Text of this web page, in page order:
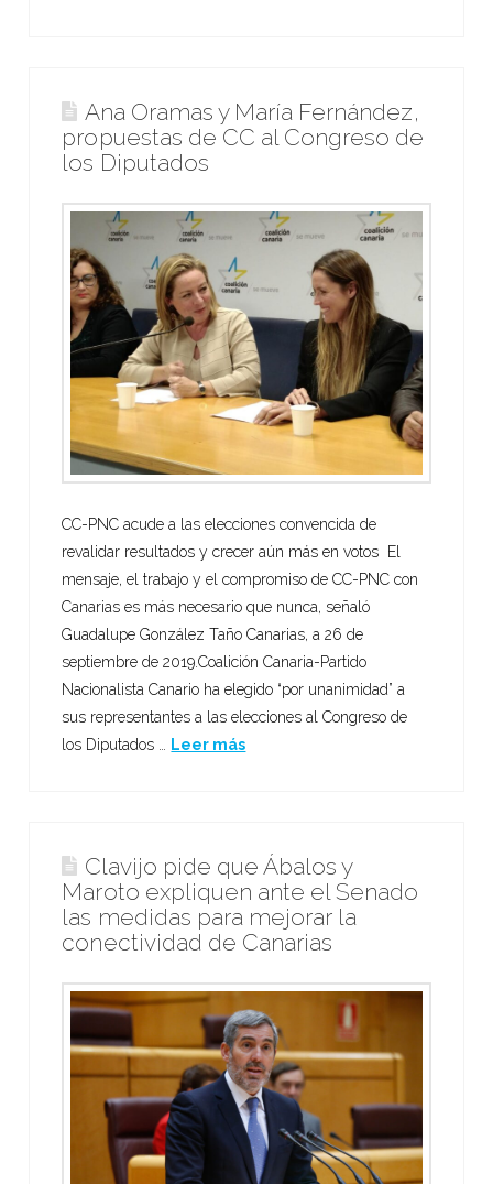
Ana Oramas y María Fernández,
propuestas de CC al Congreso de
los Diputados
CC-PNC acude a las elecciones convencida de
revalidar resultados y crecer aún más en votos El
mensaje, el trabajo y el compromiso de CC-PNC con
Canarias es más necesario que nunca, señaló
Guadalupe González Taño Canarias, a 26 de
septiembre de 2019.Coalición Canaria-Partido
Nacionalista Canario ha elegido “por unanimidad” a
sus representantes a las elecciones al Congreso de
los Diputados … Leer más
Clavijo pide que Ábalos y
Maroto expliquen ante el Senado
las medidas para mejorar la
conectividad de Canarias